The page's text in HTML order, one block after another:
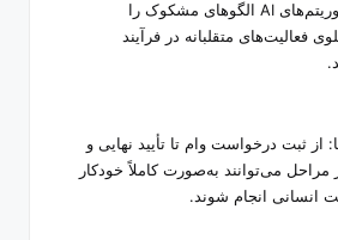
الگوهای مشکوک را
فعالیت‌های متقلبانه در فرآیند
.
از ثبت درخواست وام تا تأیید نهایی و
مراحل می‌توانند به‌صورت کاملاً خودکار
انسانی انجام شوند.